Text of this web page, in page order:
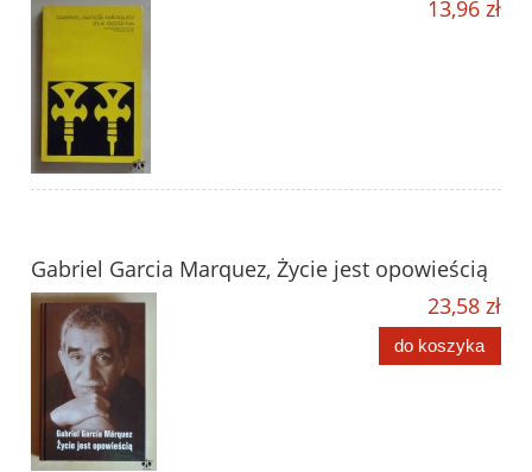
13,96 zł
Gabriel Garcia Marquez, Życie jest opowieścią
23,58 zł
do koszyka